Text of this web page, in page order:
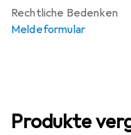
Rechtliche Bedenken
Meldeformular
Produkte